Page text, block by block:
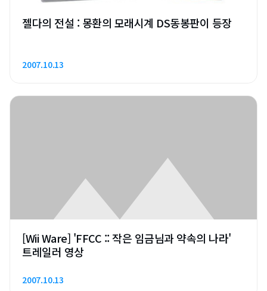
젤다의 전설 : 몽환의 모래시계 DS동봉판이 등장
2007.10.13
[Wii Ware] 'FFCC :: 작은 임금님과 약속의 나라'
트레일러 영상
2007.10.13